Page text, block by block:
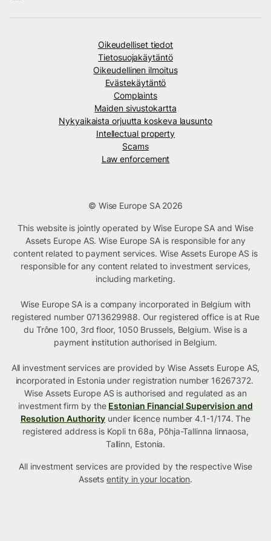
Oikeudelliset tiedot
Tietosuojakäytäntö
Oikeudellinen ilmoitus
Evästekäytäntö
Complaints
Maiden sivustokartta
Nykyaikaista orjuutta koskeva lausunto
Intellectual property
Scams
Law enforcement
© Wise Europe SA 2026
This website is jointly operated by Wise Europe SA and Wise
Assets Europe AS. Wise Europe SA is responsible for any
content related to payment services. Wise Assets Europe AS is
responsible for any content related to investment services,
including marketing.
Wise Europe SA is a company incorporated in Belgium with
registered number 0713629988. Our registered office is at Rue
du Trône 100, 3rd floor, 1050 Brussels, Belgium. Wise is a
payment institution authorised in Belgium.
All investment services are provided by Wise Assets Europe AS,
incorporated in Estonia under registration number 16267372.
Wise Assets Europe AS is authorised and regulated as an
investment firm by the Estonian Financial Supervision and
Resolution Authority under licence number 4.1-1/174. The
registered address is Kopli tn 68a, Põhja-Tallinna linnaosa,
Tallinn, Estonia.
All investment services are provided by the respective Wise
Assetsentity in your location.